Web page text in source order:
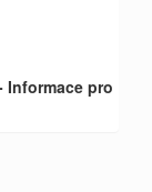
Informace pro